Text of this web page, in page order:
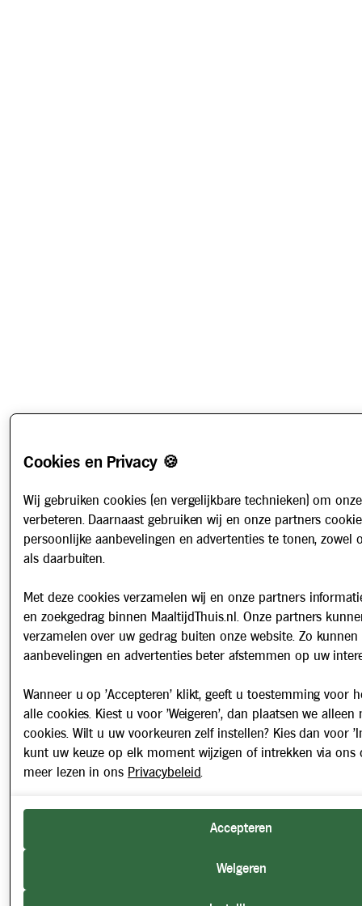
Cookies en Privacy 🍪
Wij gebruiken cookies (en vergelijkbare technieken) om
verbeteren. Daarnaast gebruiken wij en onze partners
persoonlijke aanbevelingen en advertenties te tonen, zowel
als daarbuiten.
Met deze cookies verzamelen wij en onze partners
en zoekgedrag binnen MaaltijdThuis.nl. Onze partners
verzamelen over uw gedrag buiten onze website. Zo kunnen
aanbevelingen en advertenties beter afstemmen op uw
Wanneer u op 'Accepteren' klikt, geeft u toestemming voor
alle cookies. Kiest u voor 'Weigeren', dan plaatsen we alleen
cookies. Wilt u uw voorkeuren zelf instellen? Kies dan voor
kunt uw keuze op elk moment wijzigen of intrekken via ons
meer lezen in ons Privacybeleid.
Accepteren
Weigeren